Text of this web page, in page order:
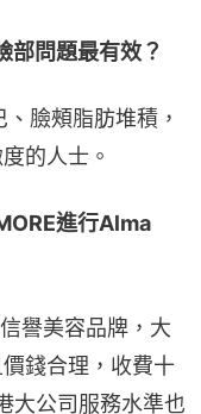
部問題最有效？
臉頰脂肪堆積，
的人士。
進行Alma
譽美容品牌，大
錢合理，收費十
大公司服務水準也